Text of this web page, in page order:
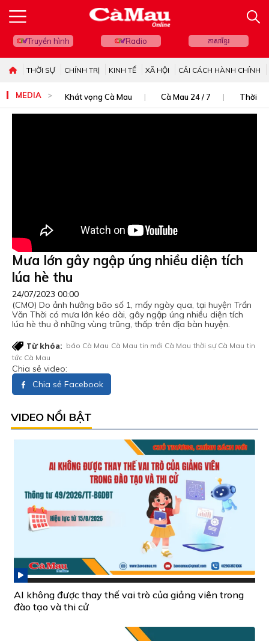
Truyền hình Radio ភាសាខ្មែរ
THỜI SỰ CHÍNH TRỊ KINH TẾ XÃ HỘI CẢI CÁCH HÀNH CHÍNH
MEDIA Khát vọng Cà Mau Cà Mau 24 / 7 Thời sự
Mưa lớn gây ngập úng nhiều diện tích
lúa hè thu
24/07/2023 00:00
(CMO) Do ảnh hưởng bão số 1, mấy ngày qua, tại huyện Trần
Văn Thời có mưa lớn kéo dài, gây ngập úng nhiều diện tích
lúa hè thu ở những vùng trũng, thấp trên địa bàn huyện.
Từ khóa: báo Cà Mau Cà Mau tin mới Cà Mau thời sự Cà Mau tin
tức Cà Mau
Chia sẻ video:
Chia sẻ Facebook
VIDEO NỔI BẬT
AI không được thay thế vai trò của giảng viên trong
đào tạo và thi cử